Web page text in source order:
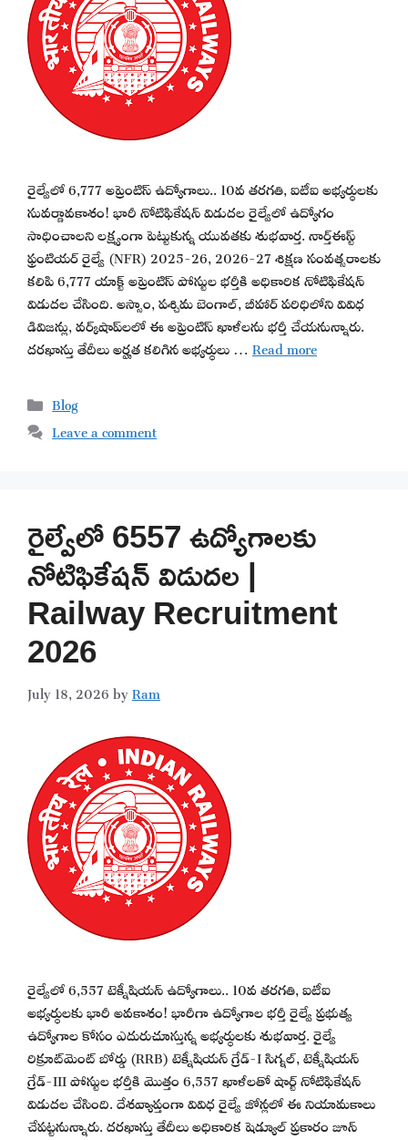
రైల్వేలో 6,777 అప్రెంటిస్ ఉద్యోగాలు.. 10వ తరగతి, ఐటీఐ అభ్యర్థులకు
సువర్ణావకాశం! భారీ నోటిఫికేషన్ విడుదల రైల్వేలో ఉద్యోగం
సాధించాలని లక్ష్యంగా పెట్టుకున్న యువతకు శుభవార్త. నార్త్‌ఈస్ట్
ఫ్రంటియర్ రైల్వే (NFR) 2025-26, 2026-27 శిక్షణ సంవత్సరాలకు
కలిపి 6,777 యాక్ట్ అప్రెంటిస్ పోస్టుల భర్తీకి అధికారిక నోటిఫికేషన్
విడుదల చేసింది. అస్సాం, పశ్చిమ బెంగాల్, బీహార్ పరిధిలోని వివిధ
డివిజన్లు, వర్క్‌షాప్‌లలో ఈ అప్రెంటిస్ ఖాళీలను భర్తీ చేయనున్నారు.
దరఖాస్తు తేదీలు అర్హత కలిగిన అభ్యర్థులు …Read more
Categories
Blog
Leave a comment
రైల్వేలో 6557 ఉద్యోగాలకు
నోటిఫికేషన్ విడుదల |
Railway Recruitment
2026
July 18, 2026byRam
రైల్వేలో 6,557 టెక్నీషియన్ ఉద్యోగాలు.. 10వ తరగతి, ఐటీఐ
అభ్యర్థులకు భారీ అవకాశం! భారీగా ఉద్యోగాల భర్తీ రైల్వే ప్రభుత్వ
ఉద్యోగాల కోసం ఎదురుచూస్తున్న అభ్యర్థులకు శుభవార్త. రైల్వే
రిక్రూట్‌మెంట్ బోర్డు (RRB) టెక్నీషియన్ గ్రేడ్-I సిగ్నల్, టెక్నీషియన్
గ్రేడ్-III పోస్టుల భర్తీకి మొత్తం 6,557 ఖాళీలతో షార్ట్ నోటిఫికేషన్
విడుదల చేసింది. దేశవ్యాప్తంగా వివిధ రైల్వే జోన్లలో ఈ నియామకాలు
చేపట్టనున్నారు. దరఖాస్తు తేదీలు అధికారిక షెడ్యూల్ ప్రకారం జూన్